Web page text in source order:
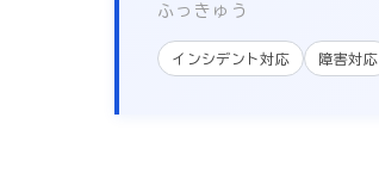
ふっきゅう
インシデント対応 障害対応